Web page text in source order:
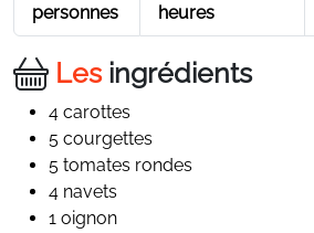
personnes
heures
Lesingrédients
4 carottes
5 courgettes
5 tomates rondes
4 navets
1 oignon